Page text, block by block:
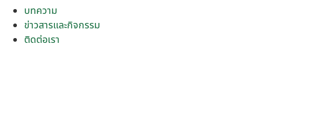
บทความ
ข่าวสารและกิจกรรม
ติดต่อเรา